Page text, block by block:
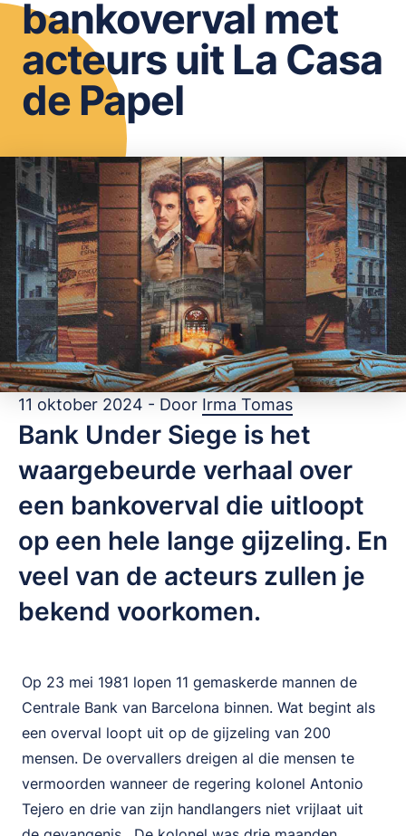
OPSLAAN
bankoverval met
acteurs uit La Casa
de Papel
11 oktober 2024 - Door Irma Tomas
Bank Under Siege is het
waargebeurde verhaal over
een bankoverval die uitloopt
op een hele lange gijzeling. En
veel van de acteurs zullen je
bekend voorkomen.
Op 23 mei 1981 lopen 11 gemaskerde mannen de
Centrale Bank van Barcelona binnen. Wat begint als
een overval loopt uit op de gijzeling van 200
mensen. De overvallers dreigen al die mensen te
vermoorden wanneer de regering kolonel Antonio
Tejero en drie van zijn handlangers niet vrijlaat uit